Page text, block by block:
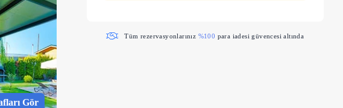
Gör
Tüm rezervasyonlarınız %100 para iadesi güvencesi altında